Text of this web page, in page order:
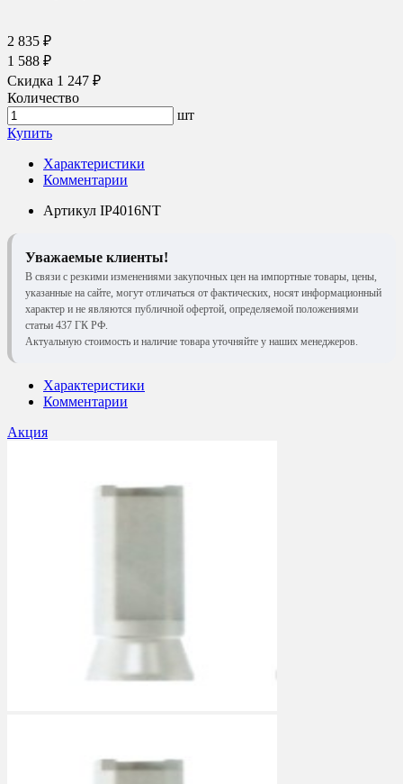
2 835 ₽
1 588 ₽
Скидка 1 247 ₽
Количество
шт
Купить
Характеристики
Комментарии
Артикул IP4016NT
Уважаемые клиенты!
В связи с резкими изменениями закупочных цен на импортные товары, цены,
указанные на сайте, могут отличаться от фактических, носят информационный
характер и не являются публичной офертой, определяемой положениями
статьи 437 ГК РФ.
Актуальную стоимость и наличие товара уточняйте у наших менеджеров.
Характеристики
Комментарии
Акция